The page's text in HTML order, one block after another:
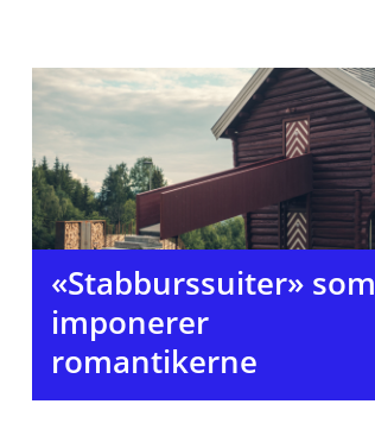
«Stabburssuiter» som
imponerer
romantikerne